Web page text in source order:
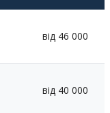
від 46 000
від 40 000